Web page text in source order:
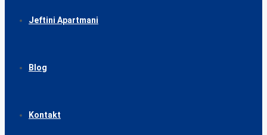
Jeftini Apartmani
Blog
Kontakt